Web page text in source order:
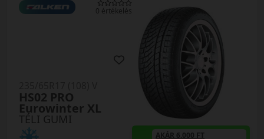
0 értékelés
TÉLI GUMI
HS02 PRO
Eurowinter XL
AKÁR 6.000 FT